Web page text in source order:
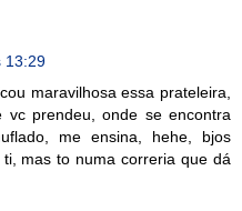
13:29
maravilhosa essa prateleira,
vc prendeu, onde se encontra
me ensina, hehe, bjos
mas to numa correria que dá